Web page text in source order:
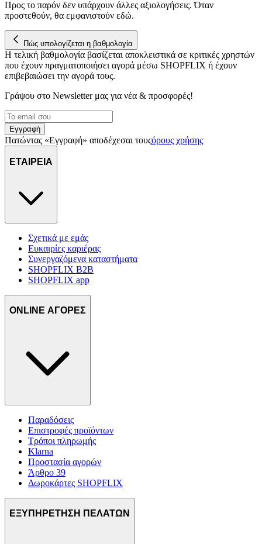
Προς το παρόν δεν υπάρχουν άλλες αξιολογήσεις. Όταν
προστεθούν, θα εμφανιστούν εδώ.
Πώς υπολογίζεται η βαθμολογία
Η τελική βαθμολογία βασίζεται αποκλειστικά σε κριτικές χρηστών
που έχουν πραγματοποιήσει αγορά μέσω SHOPFLIX ή έχουν
επιβεβαιώσει την αγορά τους.
Γράψου στο Νewsletter μας για νέα & προσφορές!
Εγγραφή
Πατώντας «Εγγραφή» αποδέχεσαι τουςόρους χρήσης
ΕΤΑΙΡΕΙΑ
Σχετικά με εμάς
Ευκαιρίες καριέρας
Συνεργαζόμενα καταστήματα
SHOPFLIX B2B
SHOPFLIX app
ONLINE ΑΓΟΡΕΣ
Παραδόσεις
Επιστροφές προϊόντων
Τρόποι πληρωμής
Klarna
Προστασία αγορών
Άρθρο 39
Δωροκάρτες SHOPFLIX
ΕΞΥΠΗΡΕΤΗΣΗ ΠΕΛΑΤΩΝ